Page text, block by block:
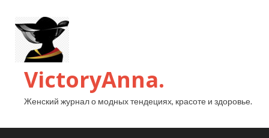
VictoryAnna.
Женский журнал о модных тендециях, красоте и здоровье.